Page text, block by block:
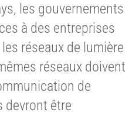
les gouvernements
à des entreprises
réseaux de lumière
réseaux doivent
de
devront être